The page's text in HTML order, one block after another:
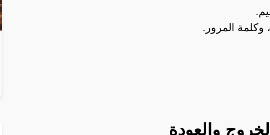
.
وكلمة المرور.
والعودة